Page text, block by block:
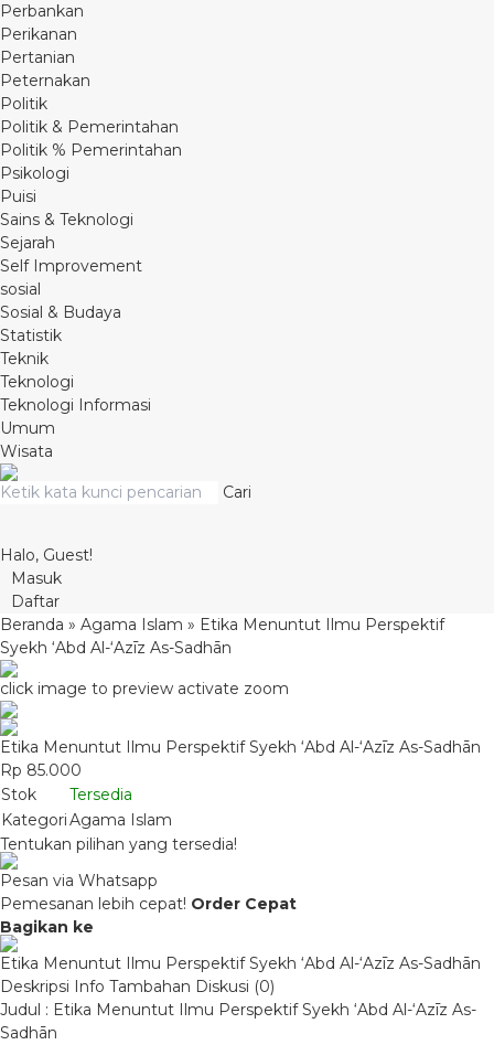
Perbankan
Perikanan
Pertanian
Peternakan
Politik
Politik & Pemerintahan
Politik % Pemerintahan
Psikologi
Puisi
Sains & Teknologi
Sejarah
Self Improvement
sosial
Sosial & Budaya
Statistik
Teknik
Teknologi
Teknologi Informasi
Umum
Wisata
Cari
Halo, Guest!
Masuk
Daftar
Beranda » Agama Islam » Etika Menuntut Ilmu Perspektif
Syekh ‘Abd Al-‘Azīz As-Sadhān
click image to preview activate zoom
Etika Menuntut Ilmu Perspektif Syekh ‘Abd Al-‘Azīz As-Sadhān
Rp 85.000
Stok
Tersedia
KategoriAgama Islam
Tentukan pilihan yang tersedia!
Pesan via Whatsapp
Pemesanan lebih cepat! Order Cepat
Bagikan ke
Etika Menuntut Ilmu Perspektif Syekh ‘Abd Al-‘Azīz As-Sadhān
Deskripsi Info Tambahan Diskusi (0)
Judul : Etika Menuntut Ilmu Perspektif Syekh ‘Abd Al-‘Azīz As-
Sadhān